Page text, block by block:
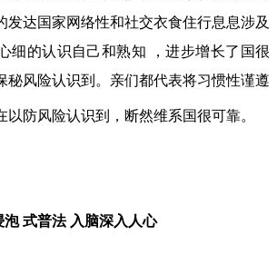
发达国家网络性和社交衣食住行息息涉及
细的认识自己和熟知 ，进步增长了国很
秘风险认识到。亲们都代表将习惯性谨遵
以防风险认识到，断然维系国很可靠。
泡 式普法 入脑深入人心